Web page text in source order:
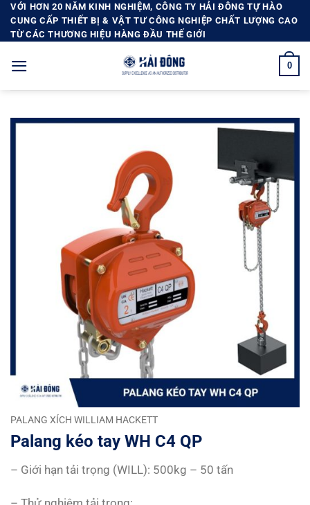
Bỏ
qua
nội
dung
VỚI HƠN 20 NĂM KINH NGHIỆM, CÔNG TY HẢI ĐÔNG TỰ HÀO
CUNG CẤP THIẾT BỊ & VẬT TƯ CÔNG NGHIỆP CHẤT LƯỢNG CAO
TỪ CÁC THƯƠNG HIỆU HÀNG ĐẦU THẾ GIỚI
0
PALANG XÍCH WILLIAM HACKETT
Palang kéo tay WH C4 QP
– Giới hạn tải trọng (WILL): 500kg – 50 tấn